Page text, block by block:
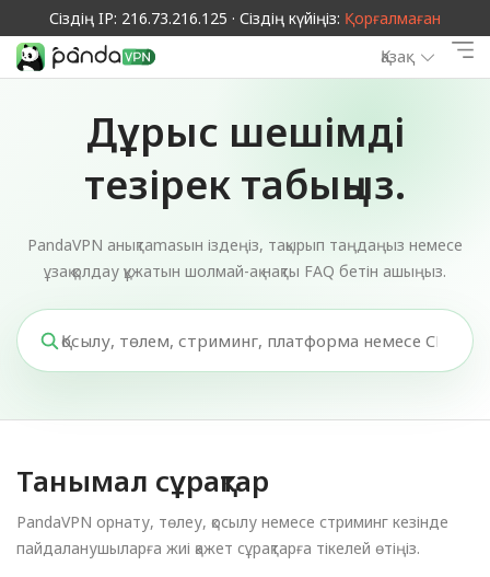
Сіздің IP: 216.73.216.125 · Сіздің күйіңіз: Қорғалмаған
Қазақ
Дұрыс шешімді
тезірек табыңыз.
PandaVPN анықтamasын іздеңіз, тақырып таңдаңыз немесе
ұзақ қолдау құжатын шолмай-ақ нақты FAQ бетін ашыңыз.
Танымал сұрақтар
PandaVPN орнату, төлеу, қосылу немесе стриминг кезінде
пайдаланушыларға жиі қажет сұрақтарға тікелей өтіңіз.